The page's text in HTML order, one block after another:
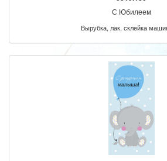
С Юбилеем
Вырубка, лак, склейка